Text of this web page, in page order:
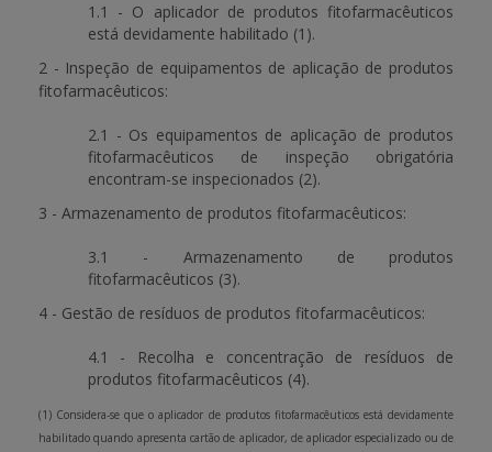
1.1 - O aplicador de produtos fitofarmacêuticos
está devidamente habilitado (1).
2 - Inspeção de equipamentos de aplicação de produtos
fitofarmacêuticos:
2.1 - Os equipamentos de aplicação de produtos
fitofarmacêuticos de inspeção obrigatória
encontram-se inspecionados (2).
3 - Armazenamento de produtos fitofarmacêuticos:
3.1 - Armazenamento de produtos
fitofarmacêuticos (3).
4 - Gestão de resíduos de produtos fitofarmacêuticos:
4.1 - Recolha e concentração de resíduos de
produtos fitofarmacêuticos (4).
(1) Considera-se que o aplicador de produtos fitofarmacêuticos está devidamente
habilitado quando apresenta cartão de aplicador, de aplicador especializado ou de